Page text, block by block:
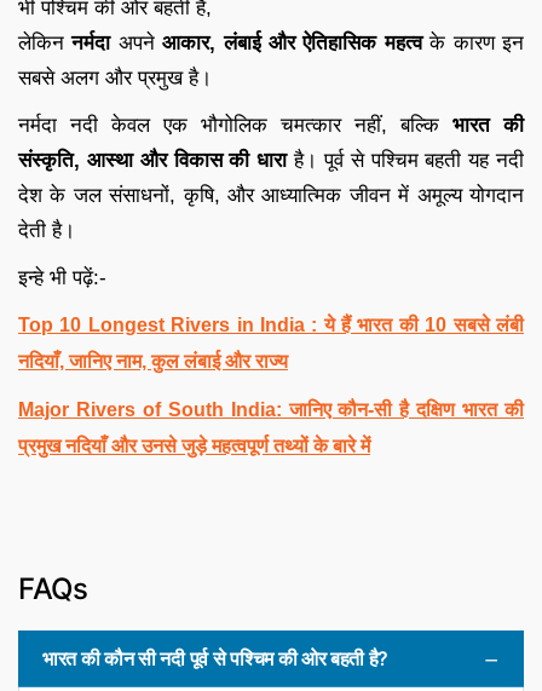
भी पश्चिम की ओर बहती हैं,
लेकिननर्मदाअपनेआकार, लंबाई और ऐतिहासिक महत्वके कारण इन
सबसे अलग और प्रमुख है।
नर्मदा नदी केवल एक भौगोलिक चमत्कार नहीं, बल्कि भारत की
संस्कृति, आस्था और विकास की धाराहै। पूर्व से पश्चिम बहती यह नदी
देश के जल संसाधनों, कृषि, और आध्यात्मिक जीवन में अमूल्य योगदान
देती है।
इन्हे भी पढ़ें:-
Top 10 Longest Rivers in India : ये हैं भारत की 10 सबसे लंबी
नदियाँ, जानिए नाम, कुल लंबाई और राज्य
Major Rivers of South India: जानिए कौन-सी है दक्षिण भारत की
प्रमुख नदियाँ और उनसे जुड़े महत्वपूर्ण तथ्यों के बारे में
FAQs
भारत की कौन सी नदी पूर्व से पश्चिम की ओर बहती है?